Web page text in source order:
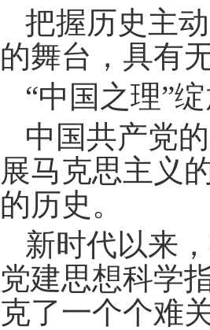
把握历史主
的舞台，具有
“中国之理”
中国共产党
展马克思主义
的历史。
新时代以来
党建思想科学
克了一个个难